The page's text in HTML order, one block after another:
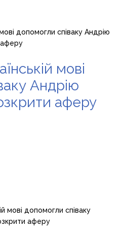
допомогли співаку Андрію
аферу
мові
Андрію
аферу